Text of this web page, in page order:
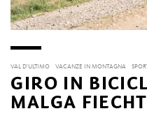
VAL D'ULTIMO VACANZE IN MONTAGNA
GIRO IN
MALGA FIECHT